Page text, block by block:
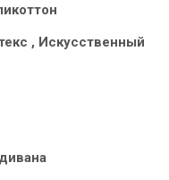
, Искусственный